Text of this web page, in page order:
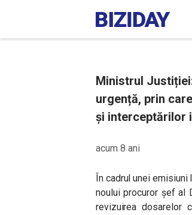
Ministrul
urgență, prin
și interceptărilor
acum 8 ani
În cadrul unei emisiuni
noului procuror șef al
revizuirea dosarelor